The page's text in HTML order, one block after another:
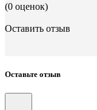
(0 оценок)
Оставить отзыв
Оставьте отзыв